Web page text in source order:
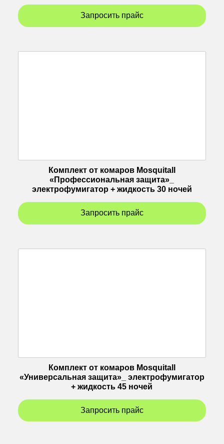
Запросить прайс
Комплект от комаров Mosquitall
«Профессиональная защита»_
электрофумигатор + жидкость 30 ночей
Запросить прайс
Комплект от комаров Mosquitall
«Универсальная защита»_ электрофумигатор
+ жидкость 45 ночей
Запросить прайс